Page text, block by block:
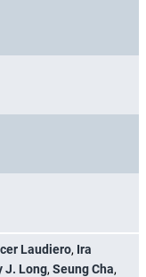
Laudiero, Ira
J. Long, Seung Cha,